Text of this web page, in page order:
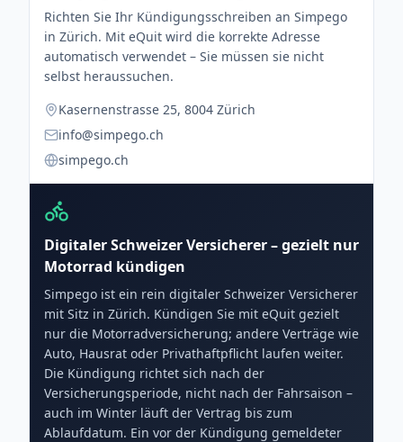
Richten Sie Ihr Kündigungsschreiben an Simpego
in Zürich. Mit eQuit wird die korrekte Adresse
automatisch verwendet – Sie müssen sie nicht
selbst heraussuchen.
Kasernenstrasse 25, 8004 Zürich
info@simpego.ch
simpego.ch
Digitaler Schweizer Versicherer – gezielt nur
Motorrad kündigen
Simpego ist ein rein digitaler Schweizer Versicherer
mit Sitz in Zürich. Kündigen Sie mit eQuit gezielt
nur die Motorradversicherung; andere Verträge wie
Auto, Hausrat oder Privathaftpflicht laufen weiter.
Die Kündigung richtet sich nach der
Versicherungsperiode, nicht nach der Fahrsaison –
auch im Winter läuft der Vertrag bis zum
Ablaufdatum. Ein vor der Kündigung gemeldeter